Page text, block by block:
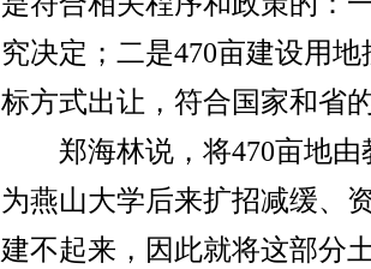
究决定；二是470亩建设用
标方式出让，符合国家和省
郑海林说，将470亩地由
为燕山大学后来扩招减缓、
建不起来，因此就将这部分